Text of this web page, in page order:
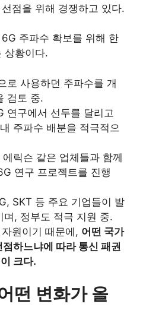
점을 위해 경쟁하고 있다.
주파수 확보를 위해 한
상황이다.
로 사용하던 주파수를 개
검토 중.
연구에서 선두를 달리고
주파수 배분을 적극적으
릭슨 같은 업체들과 함께
연구 프로젝트를 진행
SKT 등 주요 기업들이 발
며, 정부도 적극 지원 중.
원이기 때문에, 어떤 국가
하느냐에 따라 통신 패권
크다.
떤 변화가 올